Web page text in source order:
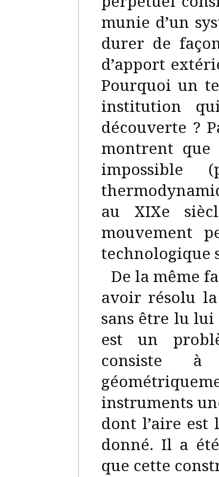
munie d’un
durer de
d’apport
Pourquoi un
institution
découverte ?
montrent que
impossible
au XIXe
mouvement
technologique
De la même
avoir résolu
sans être lu lui
est un
consiste à
instruments
dont l’aire est
donné. Il a
que cette